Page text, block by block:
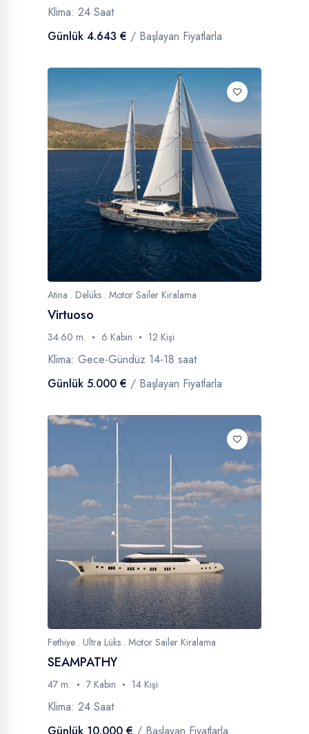
Klima: 24 Saat
Günlük 4.643 € / Başlayan Fiyatlarla
Atina . Delüks . Motor Sailer Kiralama
Virtuoso
34.60 m. 6 Kabin 12 Kişi
Klima: Gece-Gündüz 14-18 saat
Günlük 5.000 € / Başlayan Fiyatlarla
Fethiye . Ultra Lüks . Motor Sailer Kiralama
SEAMPATHY
47 m. 7 Kabin 14 Kişi
Klima: 24 Saat